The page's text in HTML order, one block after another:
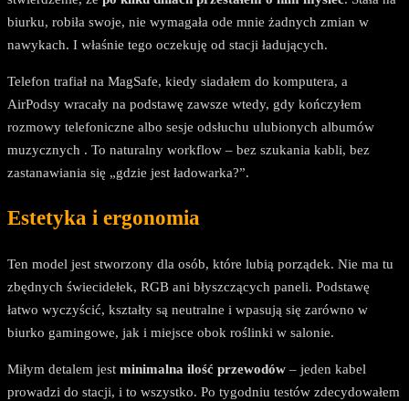
biurku, robiła swoje, nie wymagała ode mnie żadnych zmian w
nawykach. I właśnie tego oczekuję od stacji ładujących.
Telefon trafiał na MagSafe, kiedy siadałem do komputera, a
AirPodsy wracały na podstawę zawsze wtedy, gdy kończyłem
rozmowy telefoniczne albo sesje odsłuchu ulubionych albumów
muzycznych . To naturalny workflow – bez szukania kabli, bez
zastanawiania się „gdzie jest ładowarka?”.
Estetyka i ergonomia
Ten model jest stworzony dla osób, które lubią porządek. Nie ma tu
zbędnych świecidełek, RGB ani błyszczących paneli. Podstawę
łatwo wyczyścić, kształty są neutralne i wpasują się zarówno w
biurko gamingowe, jak i miejsce obok roślinki w salonie.
Miłym detalem jest minimalna ilość przewodów – jeden kabel
prowadzi do stacji, i to wszystko. Po tygodniu testów zdecydowałem